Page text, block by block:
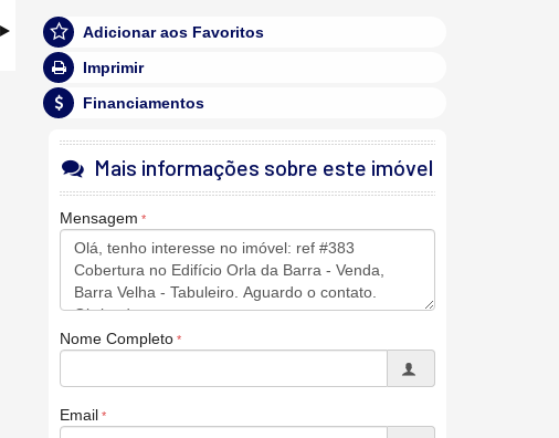
Adicionar aos Favoritos
Imprimir
Financiamentos
Mais informações sobre este imóvel
Mensagem
Nome Completo
Email